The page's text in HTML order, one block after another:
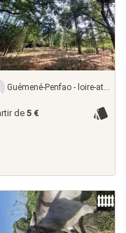
Guémené-Penfao - loire-atlantique,
de5 €